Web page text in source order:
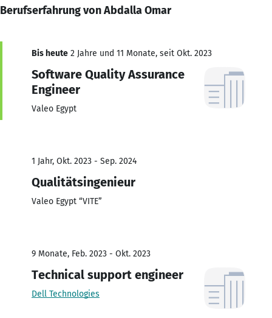
Berufserfahrung von Abdalla Omar
Bis heute 2 Jahre und 11 Monate, seit Okt. 2023
Software Quality Assurance
Engineer
Valeo Egypt
1 Jahr, Okt. 2023 - Sep. 2024
Qualitätsingenieur
Valeo Egypt “VITE”
9 Monate, Feb. 2023 - Okt. 2023
Technical support engineer
Dell Technologies